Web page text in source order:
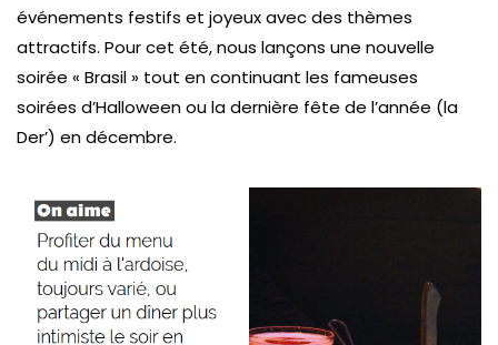
événements festifs et joyeux avec des thèmes
attractifs. Pour cet été, nous lançons une nouvelle
soirée « Brasil » tout en continuant les fameuses
soirées d’Halloween ou la dernière fête de l’année (la
Der’) en décembre.